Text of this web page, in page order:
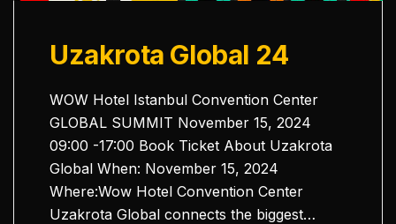
Uzakrota Global 24
WOW Hotel Istanbul Convention Center
GLOBAL SUMMIT November 15, 2024
09:00 -17:00 Book Ticket About Uzakrota
Global When: November 15, 2024
Where:Wow Hotel Convention Center
Uzakrota Global connects the biggest…